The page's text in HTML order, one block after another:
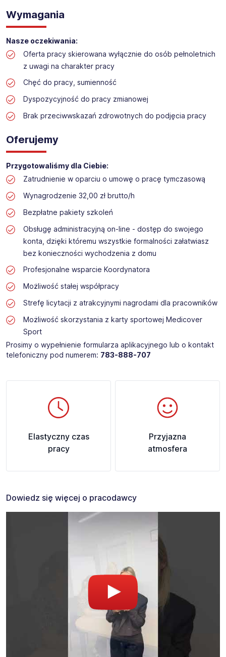
Wymagania
Nasze oczekiwania:
Oferta pracy skierowana wyłącznie do osób pełnoletnich
z uwagi na charakter pracy
Chęć do pracy, sumienność
Dyspozycyjność do pracy zmianowej
Brak przeciwwskazań zdrowotnych do podjęcia pracy
Oferujemy
Przygotowaliśmy dla Ciebie:
Zatrudnienie w oparciu o umowę o pracę tymczasową
Wynagrodzenie 32,00 zł brutto/h
Bezpłatne pakiety szkoleń
Obsługę administracyjną on-line - dostęp do swojego
konta, dzięki któremu wszystkie formalności załatwiasz
bez konieczności wychodzenia z domu
Profesjonalne wsparcie Koordynatora
Możliwość stałej współpracy
Strefę licytacji z atrakcyjnymi nagrodami dla pracowników
Możliwość skorzystania z karty sportowej Medicover
Sport
Prosimy o wypełnienie formularza aplikacyjnego lub o kontakt
telefoniczny pod numerem: 783-888-707​
Elastyczny czas
pracy
Przyjazna
atmosfera
Dowiedz się więcej o pracodawcy